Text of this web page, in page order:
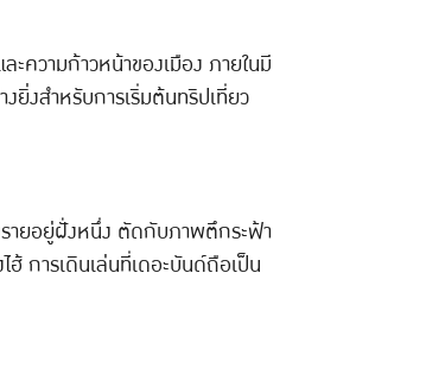
ความก้าวหน้าของเมือง ภายในมี
ยิ่งสำหรับการเริ่มต้นทริปเที่ยว
รายอยู่ฝั่งหนึ่ง ตัดกับภาพตึกระฟ้า
การเดินเล่นที่เดอะบันด์ถือเป็น